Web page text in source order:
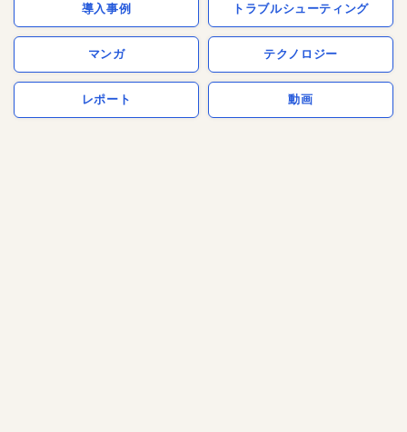
導入事例 トラブルシューティング
マンガ テクノロジー
レポート 動画